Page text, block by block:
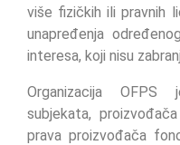
više fizičkih ili pravnih
unapređenja
interesa, koji nisu
Organizacija OFPS
subjekata,
prava proizvođača